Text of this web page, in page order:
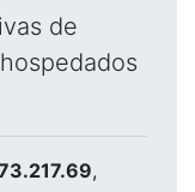
de
,